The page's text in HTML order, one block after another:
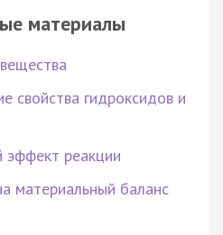
материалы
свойства гидроксидов и
эффект реакции
материальный баланс